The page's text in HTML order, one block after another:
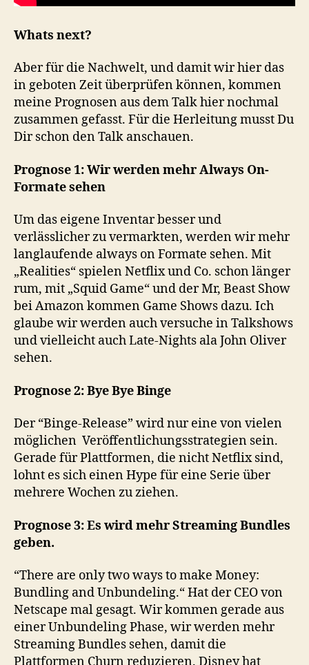
Whats next?
Aber für die Nachwelt, und damit wir hier das
in geboten Zeit überprüfen können, kommen
meine Prognosen aus dem Talk hier nochmal
zusammen gefasst. Für die Herleitung musst Du
Dir schon den Talk anschauen.
Prognose 1: Wir werden mehr Always On-
Formate sehen
Um das eigene Inventar besser und
verlässlicher zu vermarkten, werden wir mehr
langlaufende always on Formate sehen. Mit
„Realities“ spielen Netflix und Co. schon länger
rum, mit „Squid Game“ und der Mr, Beast Show
bei Amazon kommen Game Shows dazu. Ich
glaube wir werden auch versuche in Talkshows
und vielleicht auch Late-Nights ala John Oliver
sehen.
Prognose 2: Bye Bye Binge
Der “Binge-Release” wird nur eine von vielen
möglichen Veröffentlichungsstrategien sein.
Gerade für Plattformen, die nicht Netflix sind,
lohnt es sich einen Hype für eine Serie über
mehrere Wochen zu ziehen.
Prognose 3: Es wird mehr Streaming Bundles
geben.
“There are only two ways to make Money:
Bundling and Unbundeling.“ Hat der CEO von
Netscape mal gesagt. Wir kommen gerade aus
einer Unbundeling Phase, wir werden mehr
Streaming Bundles sehen, damit die